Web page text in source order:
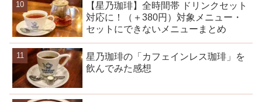
【星乃珈琲】全時間帯 ドリンクセット
対応に！（＋380円）対象メニュー・
セットにできないメニューまとめ
星乃珈琲の「カフェインレス珈琲」を
飲んでみた感想